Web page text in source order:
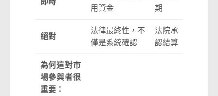
用資金
期
絕對
法律最終性，不
僅是系統確認
法院承
認結算
為何這對市
場參與者很
重要：